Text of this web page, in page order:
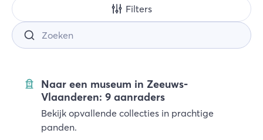
Filters
Naar een museum in Zeeuws-
Vlaanderen: 9 aanraders
Bekijk opvallende collecties in prachtige
panden.